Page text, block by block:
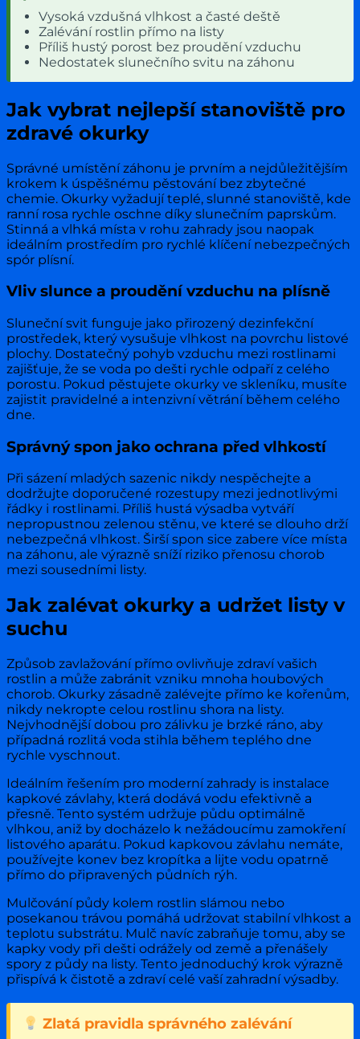
Vysoká vzdušná vlhkost a časté deště
Zalévání rostlin přímo na listy
Příliš hustý porost bez proudění vzduchu
Nedostatek slunečního svitu na záhonu
Jak vybrat nejlepší stanoviště pro
zdravé okurky
Správné umístění záhonu je prvním a nejdůležitějším
krokem k úspěšnému pěstování bez zbytečné
chemie. Okurky vyžadují teplé, slunné stanoviště, kde
ranní rosa rychle oschne díky slunečním paprskům.
Stinná a vlhká místa v rohu zahrady jsou naopak
ideálním prostředím pro rychlé klíčení nebezpečných
spór plísní.
Vliv slunce a proudění vzduchu na plísně
Sluneční svit funguje jako přirozený dezinfekční
prostředek, který vysušuje vlhkost na povrchu listové
plochy. Dostatečný pohyb vzduchu mezi rostlinami
zajišťuje, že se voda po dešti rychle odpaří z celého
porostu. Pokud pěstujete okurky ve skleníku, musíte
zajistit pravidelné a intenzivní větrání během celého
dne.
Správný spon jako ochrana před vlhkostí
Při sázení mladých sazenic nikdy nespěchejte a
dodržujte doporučené rozestupy mezi jednotlivými
řádky i rostlinami. Příliš hustá výsadba vytváří
nepropustnou zelenou stěnu, ve které se dlouho drží
nebezpečná vlhkost. Širší spon sice zabere více místa
na záhonu, ale výrazně sníží riziko přenosu chorob
mezi sousedními listy.
Jak zalévat okurky a udržet listy v
suchu
Způsob zavlažování přímo ovlivňuje zdraví vašich
rostlin a může zabránit vzniku mnoha houbových
chorob. Okurky zásadně zalévejte přímo ke kořenům,
nikdy nekropte celou rostlinu shora na listy.
Nejvhodnější dobou pro zálivku je brzké ráno, aby
případná rozlitá voda stihla během teplého dne
rychle vyschnout.
Ideálním řešením pro moderní zahrady is instalace
kapkové závlahy, která dodává vodu efektivně a
přesně. Tento systém udržuje půdu optimálně
vlhkou, aniž by docházelo k nežádoucímu zamokření
listového aparátu. Pokud kapkovou závlahu nemáte,
používejte konev bez kropítka a lijte vodu opatrně
přímo do připravených půdních rýh.
Mulčování půdy kolem rostlin slámou nebo
posekanou trávou pomáhá udržovat stabilní vlhkost a
teplotu substrátu. Mulč navíc zabraňuje tomu, aby se
kapky vody při dešti odrážely od země a přenášely
spory z půdy na listy. Tento jednoduchý krok výrazně
přispívá k čistotě a zdraví celé vaší zahradní výsadby.
Zlatá pravidla správného zalévání